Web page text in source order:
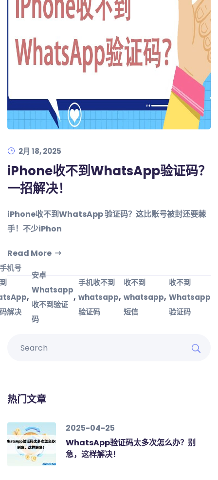
2月 18, 2025
iPhone收不到WhatsApp验证码？
一招解决！
iPhone收不到WhatsApp 验证码？这比账号被封还要棘
手！不少iPhon
Read More
机号
解决
,
安卓
Whatsapp
收不到验证
码
,
手机收不到
whatsapp
验证码
,
收不到
whatsapp
短信
,
收不到
Whatsapp
验证码
热门文章
2025-04-25
WhatsApp验证码太多次怎么办？别
急，这样解决！